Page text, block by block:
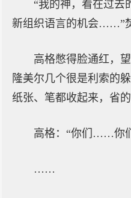
“我的神，看在过去
新组织语言的机会……”
高格憋得脸通红，
隆美尔几个很是利索的
纸张、笔都收起来，省的
高格：“你们……
……